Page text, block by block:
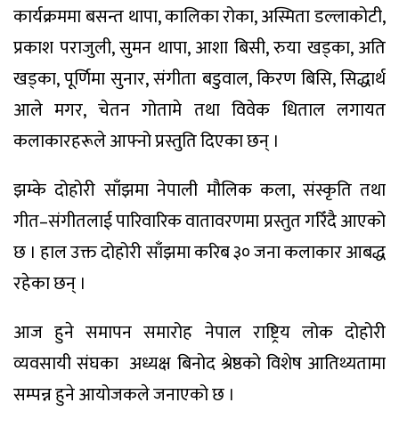
कार्यक्रममा बसन्त थापा, कालिका रोका, अस्मिता डल्लाकोटी,
प्रकाश पराजुली, सुमन थापा, आशा बिसी, रुया खड्का, अति
खड्का, पूर्णिमा सुनार, संगीता बडुवाल, किरण बिसि, सिद्धार्थ
आले मगर, चेतन गोतामे तथा विवेक धिताल लगायत
कलाकारहरूले आफ्नो प्रस्तुति दिएका छन् ।
झम्के दोहोरी साँझमा नेपाली मौलिक कला, संस्कृति तथा
गीत–संगीतलाई पारिवारिक वातावरणमा प्रस्तुत गरिँदै आएको
छ । हाल उक्त दोहोरी साँझमा करिब ३० जना कलाकार आबद्ध
रहेका छन् ।
आज हुने समापन समारोह नेपाल राष्ट्रिय लोक दोहोरी
व्यवसायी संघका अध्यक्ष बिनोद श्रेष्ठको विशेष आतिथ्यतामा
सम्पन्न हुने आयोजकले जनाएको छ ।